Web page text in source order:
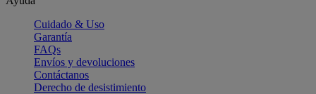
Cuidado & Uso
Garantía
FAQs
Envíos y devoluciones
Contáctanos
Derecho de desistimiento